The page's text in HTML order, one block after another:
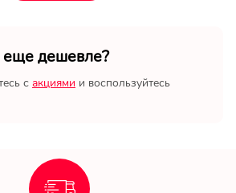
еще дешевле?
с акциями и воспользуйтесь